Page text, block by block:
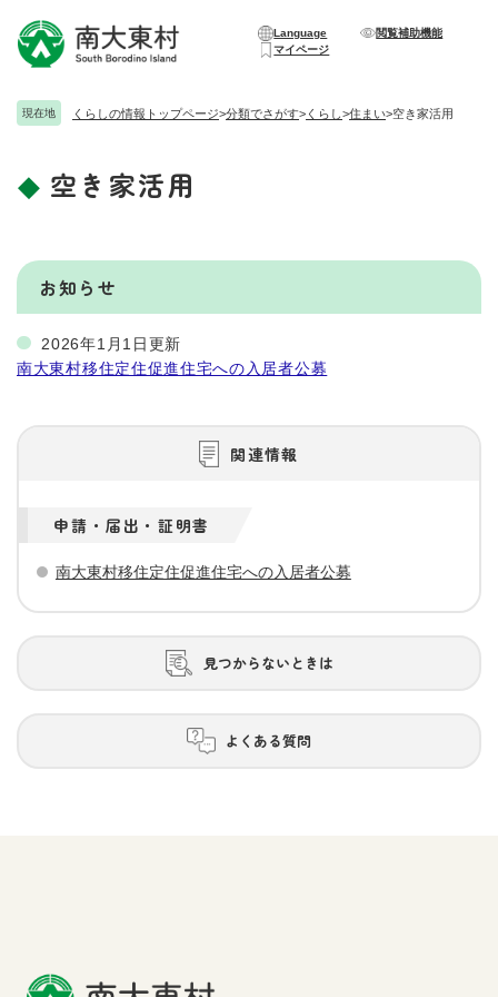
Language
閲覧補助機能
マイページ
現在地 くらしの情報トップページ>分類でさがす> くらし>住まい>空き家活用
本
文
空き家活用
お知らせ
2026年1月1日更新
南大東村移住定住促進住宅への入居者公募
関連情報
申請・届出・証明書
南大東村移住定住促進住宅への入居者公募
見つからないときは
よくある質問